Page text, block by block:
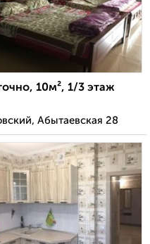
10м², 1/3 этаж
Абытаевская 28